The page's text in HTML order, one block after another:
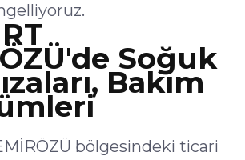
Soğuk
Bakım
bölgesindeki ticari